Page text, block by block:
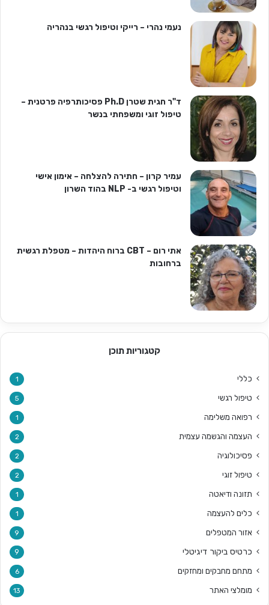
נעמי נהרי – רייקי וטיפול רגשי בנהריה
ד"ר חגית שטרן Ph.D פסיכותרפיה פרטנית –
טיפול זוגי ומשפחתי בנשר
עמיר קרון – חתירה להצלחה – אימון אישי
וטיפול רגשי ב- NLP בהוד השרון
אתי רום – CBT ברוח היהדות – מטפלת רגשית
ברחובות
קטגוריות תוכן
כללי 1
טיפול רגשי 5
רפואה משלימה 1
העצמה והגשמה עצמית 2
פסיכולוגיה 2
טיפול זוגי 2
תזונה ודיאטה 1
כלים להעצמה 1
אזור המטפלים 9
כרטיס ביקור דיגיטלי 9
מתחם מחבקים ומחזקים 6
מומלצי האתר 13